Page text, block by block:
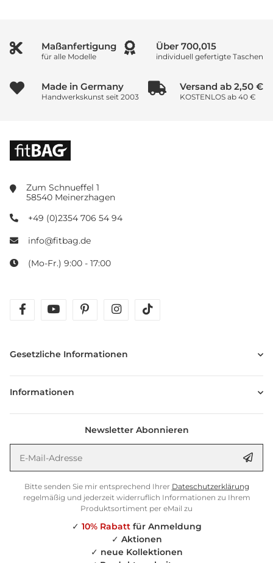
Maßanfertigung
für alle Modelle
Über 1,000,000
individuell gefertigte Taschen
Made in Germany
Handwerkskunst seit 2003
Versand ab 2,50 €
KOSTENLOS ab 40 €
Zum Schnueffel 1
58540 Meinerzhagen
+49 (0)2354 706 54 94
info@fitbag.de
(Mo-Fr.) 9:00 - 17:00
facebookyoutubepinterestinstagram
Gesetzliche Informationen
Informationen
Newsletter Abonnieren
Bitte senden Sie mir entsprechend Ihrer Dateschutzerklärung
regelmäßig und jederzeit widerruflich Informationen zu Ihrem
Produktsortiment per eMail zu
✓ 10% Rabattfür Anmeldung
✓ Aktionen
✓ neue Kollektionen